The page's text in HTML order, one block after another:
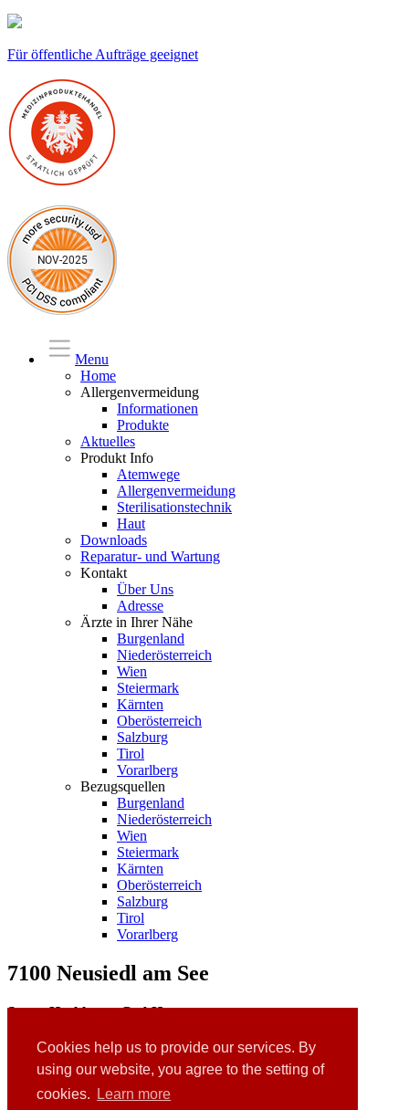
Cookies help us to provide our services. By
using our website, you agree to the setting of
cookies.
Learn more
Für öffentliche Aufträge geeignet
Menu
Home
Allergenvermeidung
Informationen
Produkte
Aktuelles
Produkt Info
Atemwege
Allergenvermeidung
Sterilisationstechnik
Haut
Downloads
Reparatur- und Wartung
Kontakt
Über Uns
Adresse
Ärzte in Ihrer Nähe
Burgenland
Niederösterreich
Wien
Steiermark
Kärnten
Oberösterreich
Salzburg
Tirol
Vorarlberg
Bezugsquellen
Burgenland
Niederösterreich
Wien
Steiermark
Kärnten
Oberösterreich
Salzburg
Tirol
Vorarlberg
7100 Neusiedl am See
Sanag Healthcare GmbH
7100 Neusiedl / See
Tel.: 050844 430
Homepage:www.sanag.at